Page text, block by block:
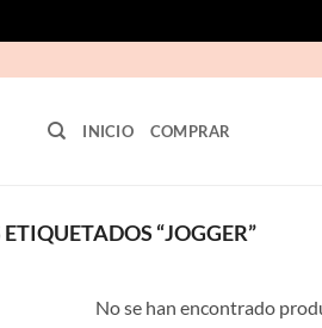
INICIO COMPRAR
“JOGGER”
No se han encontrado